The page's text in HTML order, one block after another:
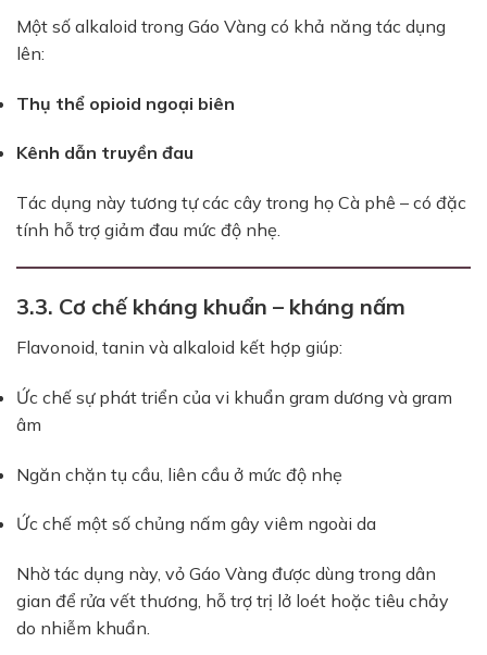
Một số alkaloid trong Gáo Vàng có khả năng tác dụng
lên:
Thụ thể opioid ngoại biên
Kênh dẫn truyền đau
Tác dụng này tương tự các cây trong họ Cà phê – có đặc
tính hỗ trợ giảm đau mức độ nhẹ.
3.3. Cơ chế kháng khuẩn – kháng nấm
Flavonoid, tanin và alkaloid kết hợp giúp:
Ức chế sự phát triển của vi khuẩn gram dương và gram
âm
Ngăn chặn tụ cầu, liên cầu ở mức độ nhẹ
Ức chế một số chủng nấm gây viêm ngoài da
Nhờ tác dụng này, vỏ Gáo Vàng được dùng trong dân
gian để rửa vết thương, hỗ trợ trị lở loét hoặc tiêu chảy
do nhiễm khuẩn.